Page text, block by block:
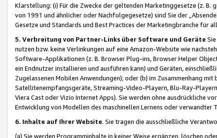
Klarstellung: (i) Für die Zwecke der geltenden Marketinggesetze (z. B.
von 1991 und ähnlicher oder Nachfolgegesetze) sind Sie der
Gesetze und Standards und Best Practices der Marketingbranche für
5. Verbreitung von Partner-Links über Software und Geräte
nutzen bzw. keine Verlinkungen auf eine Amazon-Website wie
Software-Applikationen (z. B. Browser Plug-ins, Browser Helper
ein Endnutzer installieren und ausführen kann) und Geräten,
Zugelassenen Mobilen Anwendungen); oder (b) im Zusammenhang
Satellitenempfangsgeräte, Streaming-Video-Playern, Blu-Ray-
Viera Cast oder Vizio Internet Apps). Sie werden ohne ausdrückliche
Entwicklung von Modellen des maschinellen Lernens oder
6. Inhalte auf Ihrer Website. Sie tragen die ausschließliche
(a) Sie werden Programminhalte in keiner Weise ergänzen, löschen